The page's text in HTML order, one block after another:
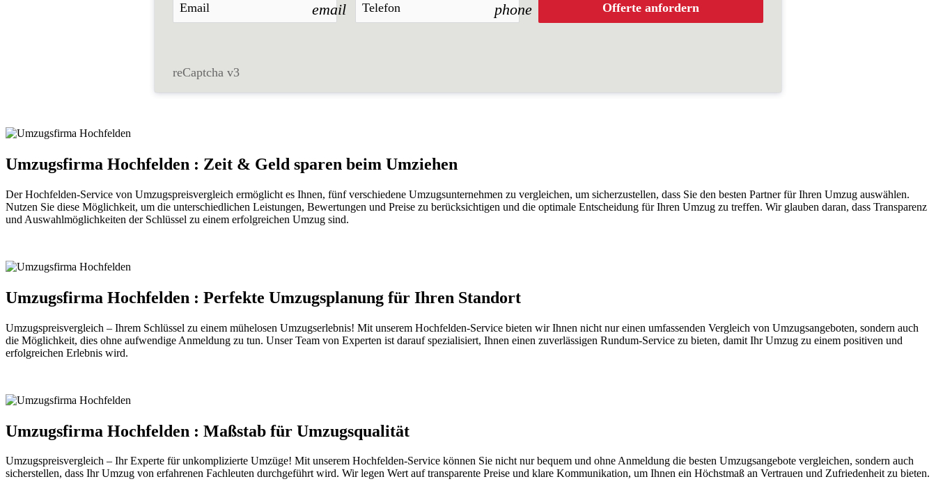
email phone Offerte anfordern
reCaptcha v3
Umzugsfirma Hochfelden : Zeit & Geld sparen beim Umziehen
Der Hochfelden-Service von Umzugspreisvergleich ermöglicht es Ihnen, fünf verschiedene Umzugsunternehmen zu vergleichen, um sicherzustellen, dass Sie den besten Partner für Ihren Umzug auswählen.
Nutzen Sie diese Möglichkeit, um die unterschiedlichen Leistungen, Bewertungen und Preise zu berücksichtigen und die optimale Entscheidung für Ihren Umzug zu treffen. Wir glauben daran, dass Transparenz
und Auswahlmöglichkeiten der Schlüssel zu einem erfolgreichen Umzug sind.
Umzugsfirma Hochfelden : Perfekte Umzugsplanung für Ihren Standort
Umzugspreisvergleich – Ihrem Schlüssel zu einem mühelosen Umzugserlebnis! Mit unserem Hochfelden-Service bieten wir Ihnen nicht nur einen umfassenden Vergleich von Umzugsangeboten, sondern auch
die Möglichkeit, dies ohne aufwendige Anmeldung zu tun. Unser Team von Experten ist darauf spezialisiert, Ihnen einen zuverlässigen Rundum-Service zu bieten, damit Ihr Umzug zu einem positiven und
erfolgreichen Erlebnis wird.
Umzugsfirma Hochfelden : Maßstab für Umzugsqualität
Umzugspreisvergleich – Ihr Experte für unkomplizierte Umzüge! Mit unserem Hochfelden-Service können Sie nicht nur bequem und ohne Anmeldung die besten Umzugsangebote vergleichen, sondern auch
sicherstellen, dass Ihr Umzug von erfahrenen Fachleuten durchgeführt wird. Wir legen Wert auf transparente Preise und klare Kommunikation, um Ihnen ein Höchstmaß an Vertrauen und Zufriedenheit zu bieten.